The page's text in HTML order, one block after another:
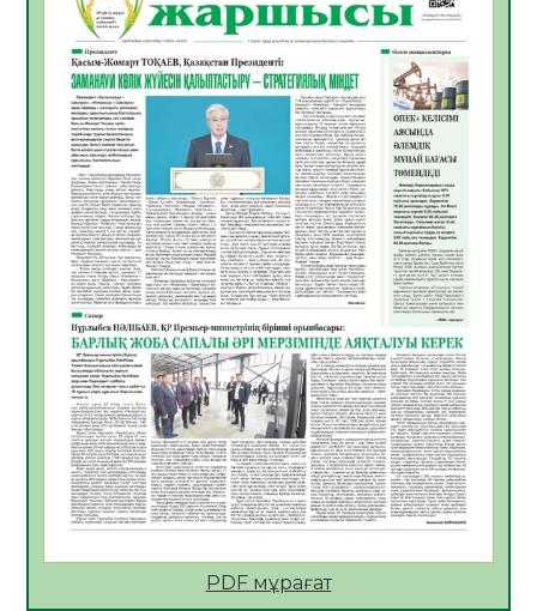
Инфекциялық ауруларға қарсы иммундау
жұмыстарының тиімділігі
06.08.2026
54
Көкжөтел ауруы туралы
06.08.2026
52
АПВ вакцинасы туралы мәлімет
06.08.2026
51
Open Air: Қызылорда облысы полиция
департаменті 20 мыңнан астам
көрерменнің қауіпсіздігін қамтамасыз етті
06.08.2026
63
ҚЫЗЫЛОРДАДА «САНАЛЫ ҰРПАҚ –
ЖАРҚЫН БОЛАШАҚ» АТТЫ КЕҢЕЙТІЛГЕН
МӘЖІЛІС ӨТТІ
05.08.2026
64
Қазақстан Орталық Азиядағы көшуге ең
PDF мұрағат